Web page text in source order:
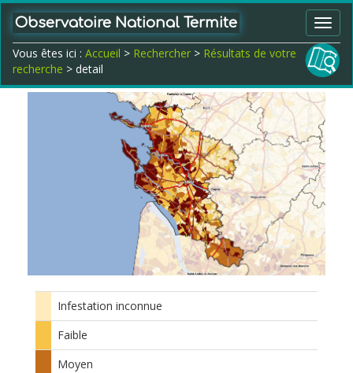
Observatoire National Termite
Vous êtes ici : Accueil > Rechercher > Résultats de votre
recherche > detail
Infestation inconnue
Faible
Moyen